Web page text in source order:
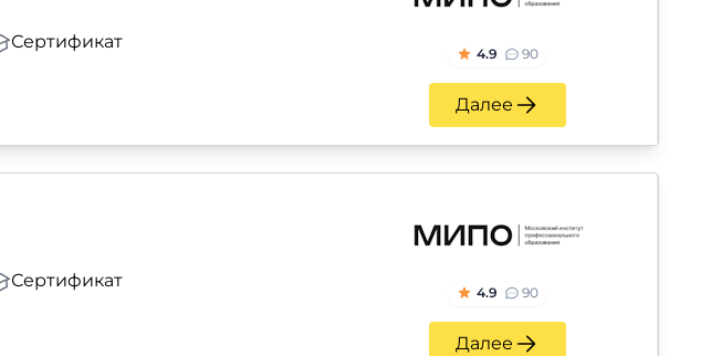
Сертификат
4.9 90
Далее
Сертификат
4.9 90
Далее